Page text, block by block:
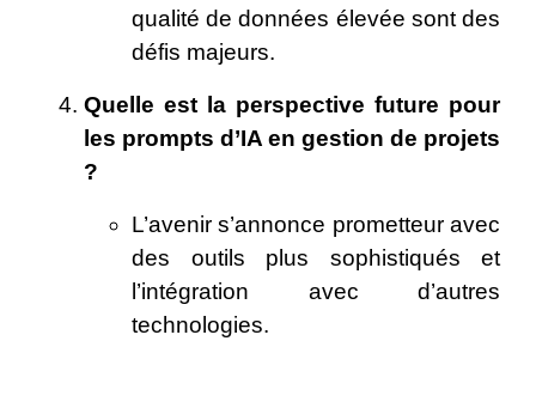
qualité de données élevée sont des
défis majeurs.
Quelle est la perspective future pour
les prompts d’IA en gestion de projets
?
L’avenir s’annonce prometteur avec
des outils plus sophistiqués et
l’intégration avec d’autres
technologies.